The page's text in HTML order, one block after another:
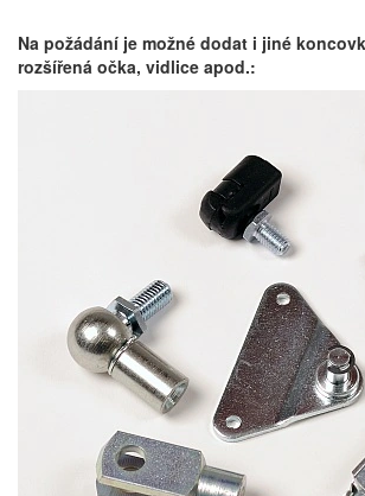
Na požádání je možné dodat i jiné
rozšířená očka, vidlice apod.: